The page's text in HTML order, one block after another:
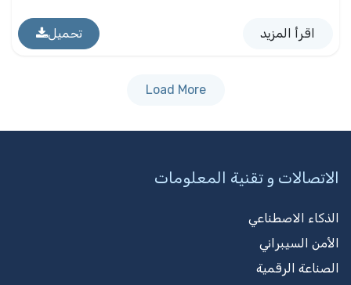
اقرأ المزيد تحميل
Load More
الاتصالات و تقنية المعلومات
الذكاء الاصطناعي
الأمن السيبراني
الصناعة الرقمية